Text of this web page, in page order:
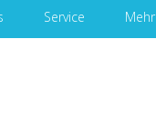
Service Mehr